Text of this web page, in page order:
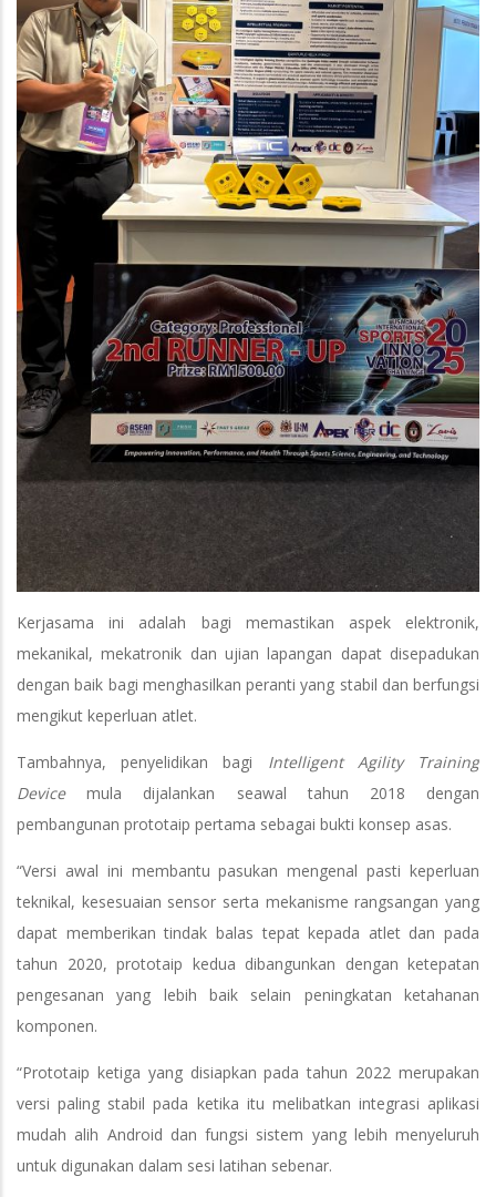
Kerjasama ini adalah bagi memastikan aspek elektronik,
mekanikal, mekatronik dan ujian lapangan dapat disepadukan
dengan baik bagi menghasilkan peranti yang stabil dan berfungsi
mengikut keperluan atlet.
Tambahnya, penyelidikan bagi Intelligent Agility Training
Devicemula dijalankan seawal tahun 2018 dengan
pembangunan prototaip pertama sebagai bukti konsep asas.
“Versi awal ini membantu pasukan mengenal pasti keperluan
teknikal, kesesuaian sensor serta mekanisme rangsangan yang
dapat memberikan tindak balas tepat kepada atlet dan pada
tahun 2020, prototaip kedua dibangunkan dengan ketepatan
pengesanan yang lebih baik selain peningkatan ketahanan
komponen.
“Prototaip ketiga yang disiapkan pada tahun 2022 merupakan
versi paling stabil pada ketika itu melibatkan integrasi aplikasi
mudah alih Android dan fungsi sistem yang lebih menyeluruh
untuk digunakan dalam sesi latihan sebenar.